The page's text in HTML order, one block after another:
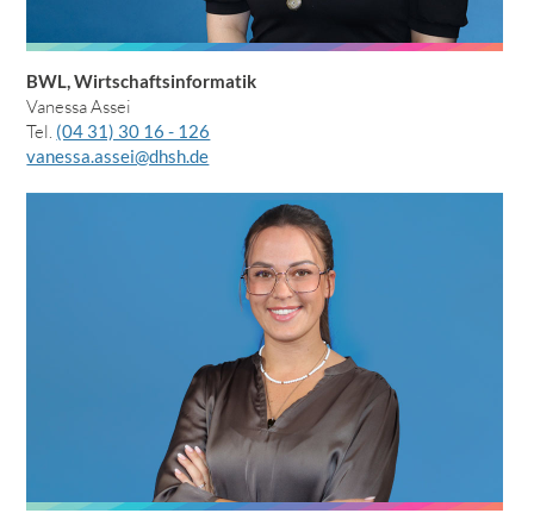
BWL, Wirtschaftsinformatik
Vanessa Assei
Tel. (04 31) 30 16 - 126
vanessa.assei@dhsh.de